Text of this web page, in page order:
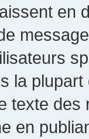
en
la
texte
en